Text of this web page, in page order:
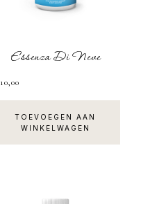
Essenza Di Neve
10,00
TOEVOEGEN AAN
WINKELWAGEN